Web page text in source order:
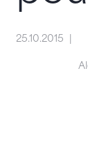
25.10.2015